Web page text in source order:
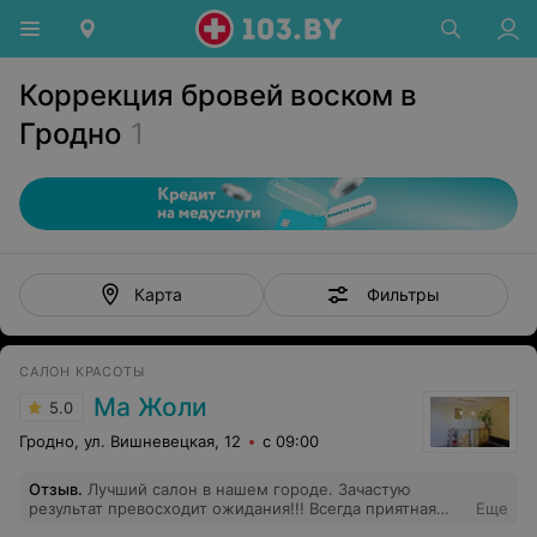
Коррекция бровей воском в
Гродно 1
Карта Фильтры
САЛОН КРАСОТЫ
5.0 Ма Жоли
Гродно, ул. Вишневецкая, 12 с 09:00
Отзыв. Лучший салон в нашем городе. Зачастую
результат превосходит ожидания!!! Всегда приятная
Еще